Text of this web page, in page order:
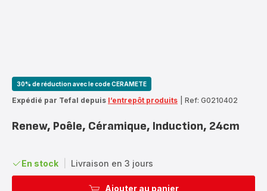
30% de réduction avec le code CERAMETE
Expédié par Tefal depuis l’entrepôt produits Ref: G0210402
Renew, Poêle, Céramique, Induction, 24cm
En stock Livraison en 3 jours
Ajouter au panier